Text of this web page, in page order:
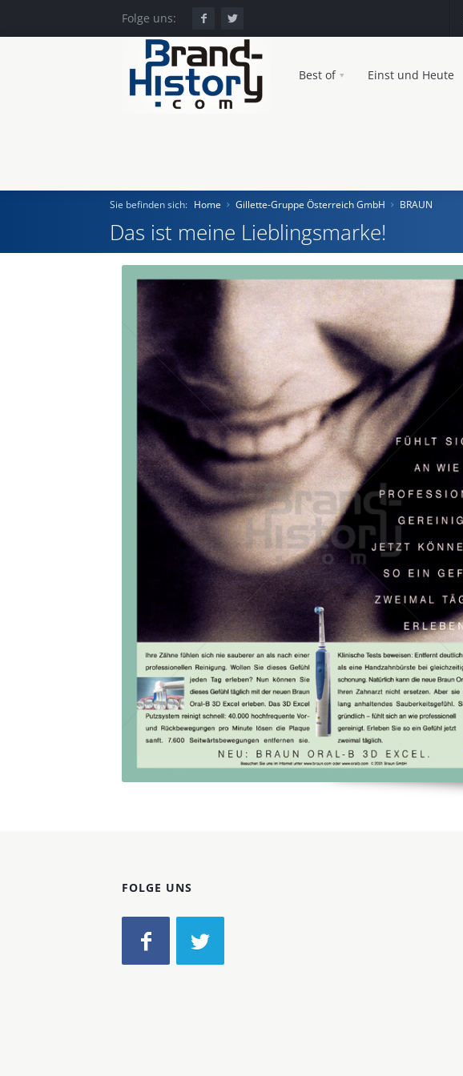
Folge uns:
Best of Einst und Heute
Home
Einst und Heute
Marken
Konzerne
Epoche
Sie befinden sich: Home Gillette-Gruppe Österreich GmbH BRAUN
Das ist meine Lieblingsmarke!
FOLGE UNS